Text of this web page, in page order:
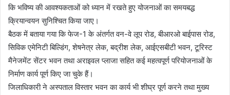
कि भविष्य की आवश्यकताओं को ध्यान में रखते हुए योजनाओं का समयबद्ध
क्रियान्वयन सुनिश्चित किया जाए।
बैठक में बताया गया कि फेज-1 के अंतर्गत वन-वे लूप रोड, बीआरओ बाईपास रोड,
सिविक एमेनिटी बिल्डिंग, शेषनेत्र लेक, बद्रीश लेक, आईएसबीटी भवन, टूरिस्ट
मैनेजमेंट सेंटर भवन तथा अराइवल प्लाजा सहित कई महत्वपूर्ण परियोजनाओं के
निर्माण कार्य पूर्ण किए जा चुके हैं।
जिलाधिकारी ने अस्पताल विस्तार भवन का कार्य भी शीघ्र पूर्ण करने तथा मुख्य